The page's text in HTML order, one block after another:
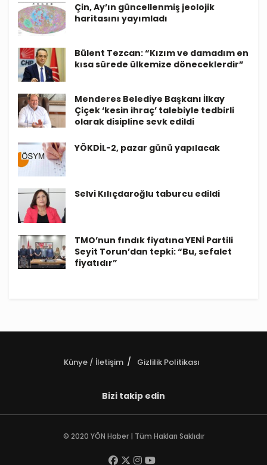
Çin, Ay’ın güncellenmiş jeolojik
haritasını yayımladı
Bülent Tezcan: “Kızım ve damadım en
kısa sürede ülkemize döneceklerdir”
Menderes Belediye Başkanı İlkay
Çiçek ‘kesin ihraç’ talebiyle tedbirli
olarak disipline sevk edildi
YÖKDİL-2, pazar günü yapılacak
Selvi Kılıçdaroğlu taburcu edildi
TMO’nun fındık fiyatına YENİ Partili
Seyit Torun’dan tepki: “Bu, sefalet
fiyatıdır”
Künye / İletişim Gizlilik Politikası
Bizi takip edin
© 2020 YÖN Haber | Tüm Hakları Saklıdır